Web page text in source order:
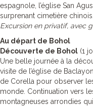
espagnole, l’église San
surprenant cimetière chinois.
Excursion en privatif, avec
Au départ de Bohol
Découverte de Bohol (1
Une belle journée à la
visite de l’église de
de Corella pour observer
monde. Continuation vers
montagneuses arrondies